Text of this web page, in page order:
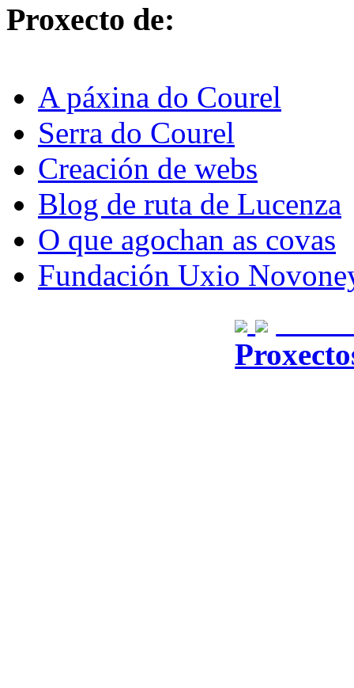
Proxecto de:
A páxina do Courel
Serra do Courel
Creación de webs
Blog de ruta de Lucenza
O que agochan as covas
Fundación Uxio